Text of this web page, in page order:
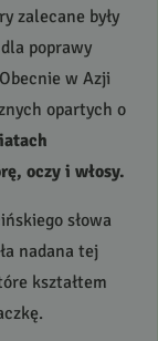
zalecane były
poprawy
w Azji
opartych o
oczy i włosy.
słowa
nadana tej
kształtem